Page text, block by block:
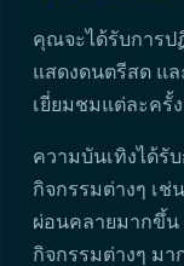
คุณจะได้รับการ
แสดงดนตรีสด แ
เยี่ยมชมแต่ละครั้
ความบันเทิงได้รั
กิจกรรมต่างๆ เช่
ผ่อนคลายมากขึ้น
กิจกรรมต่างๆ มา